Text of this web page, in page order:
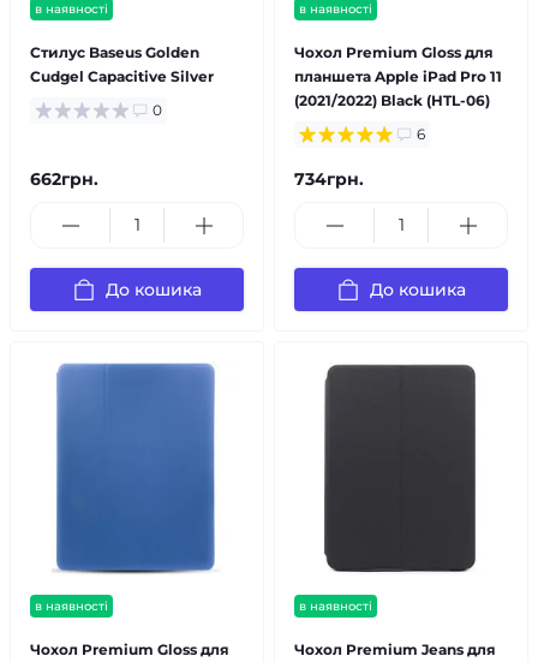
в наявності
Стилус Baseus Golden
Cudgel Capacitive Silver
0
662грн.
До кошика
в наявності
Чохол Premium Gloss для
планшета Apple iPad Pro 11
(2021/2022) Black (HTL-06)
6
734грн.
До кошика
в наявності
Чохол Premium Gloss для
в наявності
Чохол Premium Jeans для